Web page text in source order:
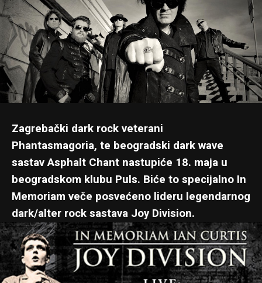
Zagrebački dark rock veterani
Phantasmagoria, te beogradski dark wave
sastav Asphalt Chant nastupiće 18. maja u
beogradskom klubu Puls. Biće to specijalno In
Memoriam veče posvećeno lideru legendarnog
dark/alter rock sastava Joy Division.